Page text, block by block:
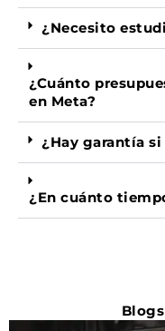
¿Necesito
¿Cuánto
en Meta?
¿Hay garantía
¿En cuánto